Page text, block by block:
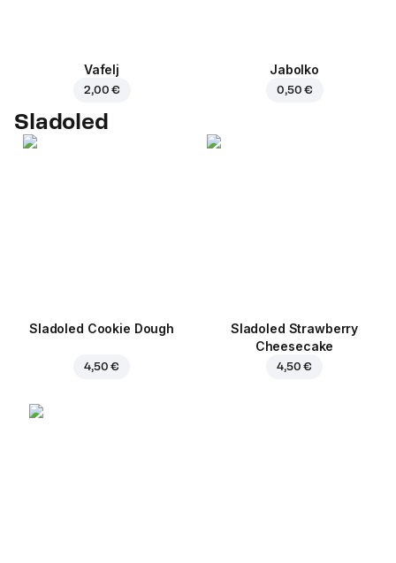
Vafelj
2,00 €
Jabolko
0,50 €
Sladoled
Sladoled Cookie Dough
4,50 €
Sladoled Strawberry
Cheesecake
4,50 €